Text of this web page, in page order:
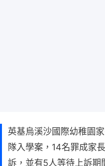
英基烏溪沙國際幼稚園
隊入學案，14名罪成家
訴，並有5人等待上訴期